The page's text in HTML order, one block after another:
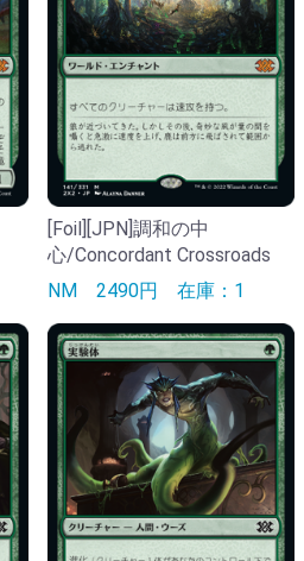
[Foil][JPN]調和の中
心/Concordant Crossroads
NM 2490円 在庫：1